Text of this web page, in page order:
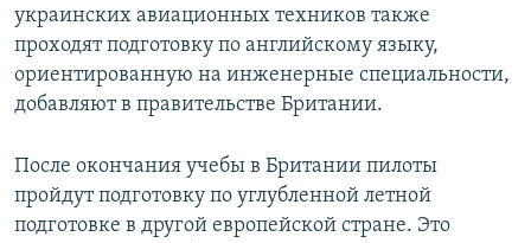
украинских авиационных техников также
проходят подготовку по английскому языку,
ориентированную на инженерные специальности,
добавляют в правительстве Британии.
После окончания учебы в Британии пилоты
пройдут подготовку по углубленной летной
подготовке в другой европейской стране. Это